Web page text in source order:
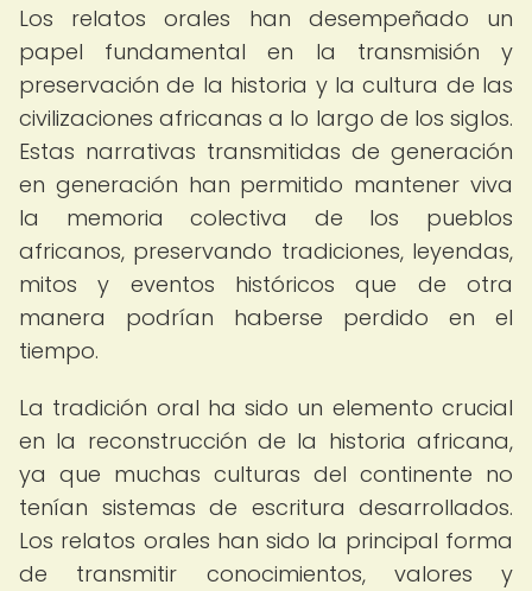
Los relatos orales han desempeñado un
papel fundamental en la transmisión y
preservación de la historia y la cultura de las
civilizaciones africanas a lo largo de los siglos.
Estas narrativas transmitidas de generación
en generación han permitido mantener viva
la memoria colectiva de los pueblos
africanos, preservando tradiciones, leyendas,
mitos y eventos históricos que de otra
manera podrían haberse perdido en el
tiempo.
La tradición oral ha sido un elemento crucial
en la reconstrucción de la historia africana,
ya que muchas culturas del continente no
tenían sistemas de escritura desarrollados.
Los relatos orales han sido la principal forma
de transmitir conocimientos, valores y